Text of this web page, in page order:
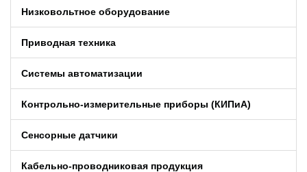
Низковольтное оборудование
Приводная техника
Системы автоматизации
Контрольно-измерительные приборы (КИПиA)
Сенсорные датчики
Кабельно-проводниковая продукция